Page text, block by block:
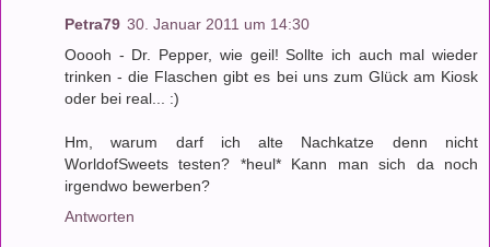
Petra79 30. Januar 2011 um 14:30
Ooooh - Dr. Pepper, wie geil! Sollte ich auch mal wieder
trinken - die Flaschen gibt es bei uns zum Glück am Kiosk
oder bei real... :)
Hm, warum darf ich alte Nachkatze denn nicht
WorldofSweets testen? *heul* Kann man sich da noch
irgendwo bewerben?
Antworten